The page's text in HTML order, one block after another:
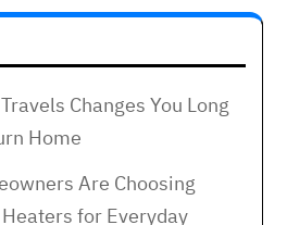
Changes You Long
Home
Are Choosing
for Everyday